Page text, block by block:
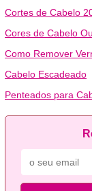
Cortes de Cabelo
Cores de Cabelo
Como Remover
Cabelo Escadeado
Penteados para